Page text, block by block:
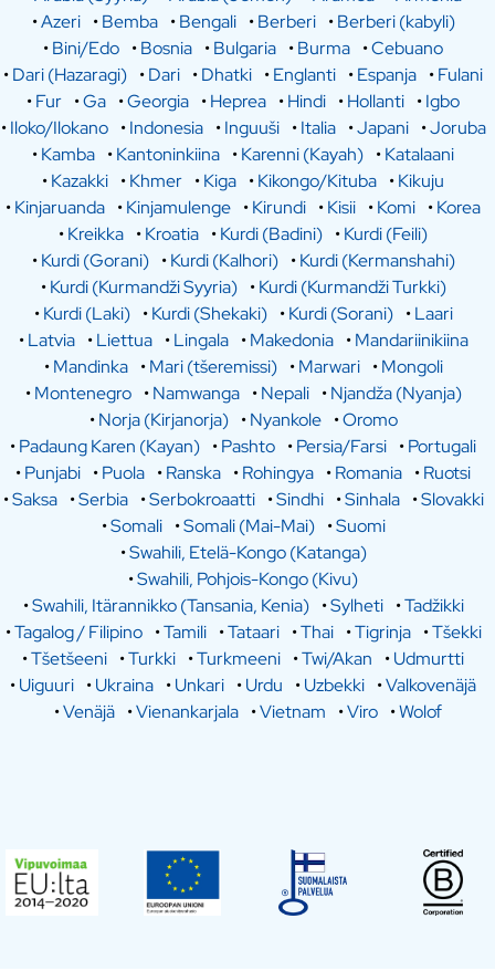
•Azeri •Bemba •Bengali •Berberi •Berberi (kabyli)
•Bini/Edo •Bosnia •Bulgaria •Burma •Cebuano
•Dari (Hazaragi) •Dari •Dhatki •Englanti •Espanja •Fulani
•Fur •Ga •Georgia •Heprea •Hindi •Hollanti •Igbo
•Iloko/Ilokano •Indonesia •Inguuši •Italia •Japani •Joruba
•Kamba •Kantoninkiina •Karenni (Kayah) •Katalaani
•Kazakki •Khmer •Kiga •Kikongo/Kituba •Kikuju
•Kinjaruanda •Kinjamulenge •Kirundi •Kisii •Komi •Korea
•Kreikka •Kroatia •Kurdi (Badini) •Kurdi (Feili)
•Kurdi (Gorani) •Kurdi (Kalhori) •Kurdi (Kermanshahi)
•Kurdi (Kurmandži Syyria) •Kurdi (Kurmandži Turkki)
•Kurdi (Laki) •Kurdi (Shekaki) •Kurdi (Sorani) •Laari
•Latvia •Liettua •Lingala •Makedonia •Mandariinikiina
•Mandinka •Mari (tšeremissi) •Marwari •Mongoli
•Montenegro •Namwanga •Nepali •Njandža (Nyanja)
•Norja (Kirjanorja) •Nyankole •Oromo
•Padaung Karen (Kayan) •Pashto •Persia/Farsi •Portugali
•Punjabi •Puola •Ranska •Rohingya •Romania •Ruotsi
•Saksa •Serbia •Serbokroaatti •Sindhi •Sinhala •Slovakki
•Somali •Somali (Mai-Mai) •Suomi
•Swahili, Etelä-Kongo (Katanga)
•Swahili, Pohjois-Kongo (Kivu)
•Swahili, Itärannikko (Tansania, Kenia) •Sylheti •Tadžikki
•Tagalog / Filipino •Tamili •Tataari •Thai •Tigrinja •Tšekki
•Tšetšeeni •Turkki •Turkmeeni •Twi/Akan •Udmurtti
•Uiguuri •Ukraina •Unkari •Urdu •Uzbekki •Valkovenäjä
•Venäjä •Vienankarjala •Vietnam •Viro •Wolof